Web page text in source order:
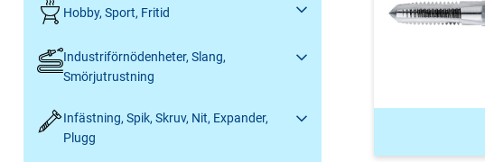
Hobby, Sport, Fritid
Industriförnödenheter, Slang,
Smörjutrustning
Infästning, Spik, Skruv, Nit, Expander,
Plugg